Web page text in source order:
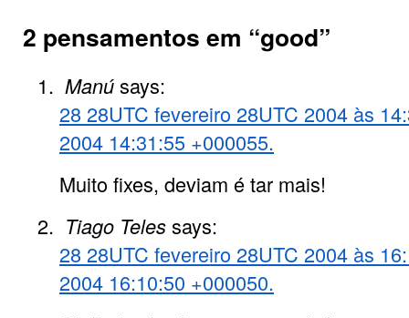
2 pensamentos em “good”
Manúsays:
28 28UTC fevereiro 28UTC 2004 às
2004 14:31:55 +000055.
Muito fixes, deviam é tar mais!
Tiago Telessays:
28 28UTC fevereiro 28UTC 2004 às
2004 16:10:50 +000050.